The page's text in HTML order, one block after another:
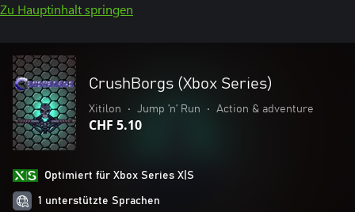
Zu Hauptinhalt springen
CrushBorgs (Xbox Series)
Xitilon • Jump ’n’ Run • Action & adventure
CHF 5.10
Optimiert für Xbox Series X|S
1 unterstützte Sprachen